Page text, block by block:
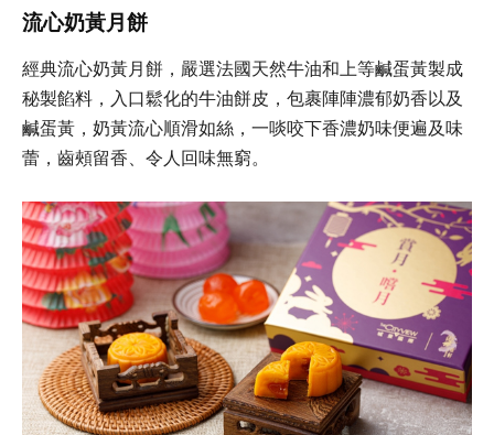
流心奶黃月餅
經典流心奶黃月餅，嚴選法國天然牛油和上等鹹蛋黃製成
秘製餡料，入口鬆化的牛油餅皮，包裹陣陣濃郁奶香以及
鹹蛋黃，奶黃流心順滑如絲，一啖咬下香濃奶味便遍及味
蕾，齒頰留香、令人回味無窮。